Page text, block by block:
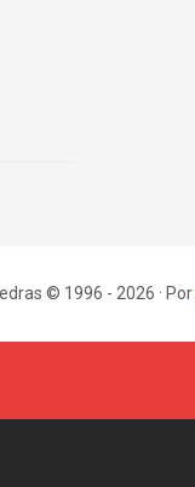
© 1996 - 2026 · Por